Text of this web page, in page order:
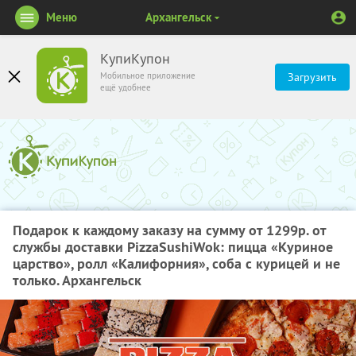
КупиКупон
Мобильное приложение
ещё удобнее
Загрузить
Меню Архангельск
Подарок к каждому заказу на сумму от 1299р. от
службы доставки PizzaSushiWok: пицца «Куриное
царство», ролл «Калифорния», соба с курицей и не
только. Архангельск